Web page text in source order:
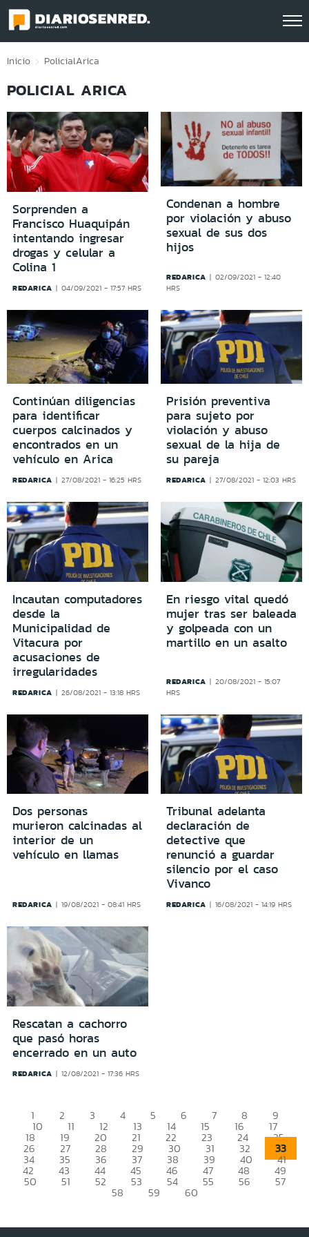
Click acá para ir directamente al contenido
Inicio PolicialArica
POLICIAL ARICA
Sorprenden a
Francisco Huaquipán
intentando ingresar
drogas y celular a
Colina 1
REDARICA 04/09/2021 - 17:57 HRS
Condenan a hombre
por violación y abuso
sexual de sus dos
hijos
REDARICA
02/09/2021 - 12:40
HRS
Continúan diligencias
para identificar
cuerpos calcinados y
encontrados en un
vehículo en Arica
REDARICA 27/08/2021 - 16:25 HRS
Prisión preventiva
para sujeto por
violación y abuso
sexual de la hija de
su pareja
REDARICA 27/08/2021 - 12:03 HRS
Incautan computadores
desde la
Municipalidad de
Vitacura por
acusaciones de
irregularidades
REDARICA 26/08/2021 - 13:18 HRS
En riesgo vital quedó
mujer tras ser baleada
y golpeada con un
martillo en un asalto
REDARICA
20/08/2021 - 15:07
HRS
Dos personas
murieron calcinadas al
interior de un
vehículo en llamas
REDARICA 19/08/2021 - 08:41 HRS
Tribunal adelanta
declaración de
detective que
renunció a guardar
silencio por el caso
Vivanco
REDARICA 16/08/2021 - 14:19 HRS
Rescatan a cachorro
que pasó horas
encerrado en un auto
REDARICA 12/08/2021 - 17:36 HRS
1 2 3 4 5 6 7 8 9
10 11 12 13 14 15 16 17
18 19 20 21 22 23 24 25
26 27 28 29 30 31 32 33
34 35 36 37 38 39 40 41
42 43 44 45 46 47 48 49
50 51 52 53 54 55 56 57
58 59 60